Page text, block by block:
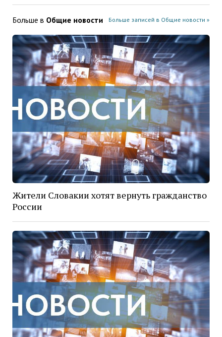
Больше в Общие новости Больше записей в Общие новости »
Жители Словакии хотят вернуть гражданство
России